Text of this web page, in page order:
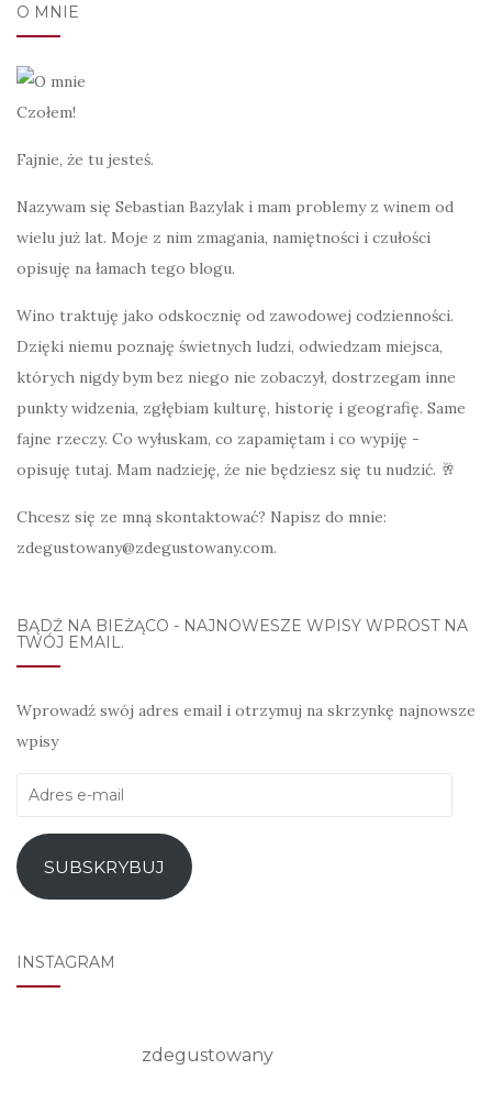
O MNIE
Czołem!
Fajnie, że tu jesteś.
Nazywam się Sebastian Bazylak i mam problemy z winem od
wielu już lat. Moje z nim zmagania, namiętności i czułości
opisuję na łamach tego blogu.
Wino traktuję jako odskocznię od zawodowej codzienności.
Dzięki niemu poznaję świetnych ludzi, odwiedzam miejsca,
których nigdy bym bez niego nie zobaczył, dostrzegam inne
punkty widzenia, zgłębiam kulturę, historię i geografię. Same
fajne rzeczy. Co wyłuskam, co zapamiętam i co wypiję -
opisuję tutaj. Mam nadzieję, że nie będziesz się tu nudzić. 🥂
Chcesz się ze mną skontaktować? Napisz do mnie:
zdegustowany@zdegustowany.com.
BĄDŹ NA BIEŻĄCO - NAJNOWESZE WPISY WPROST NA
TWÓJ EMAIL.
Wprowadź swój adres email i otrzymuj na skrzynkę najnowsze
wpisy
Adres
mail
SUBSKRYBUJ
INSTAGRAM
zdegustowany